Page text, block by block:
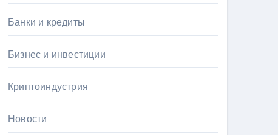
Банки и кредиты
Бизнес и инвестиции
Криптоиндустрия
Новости